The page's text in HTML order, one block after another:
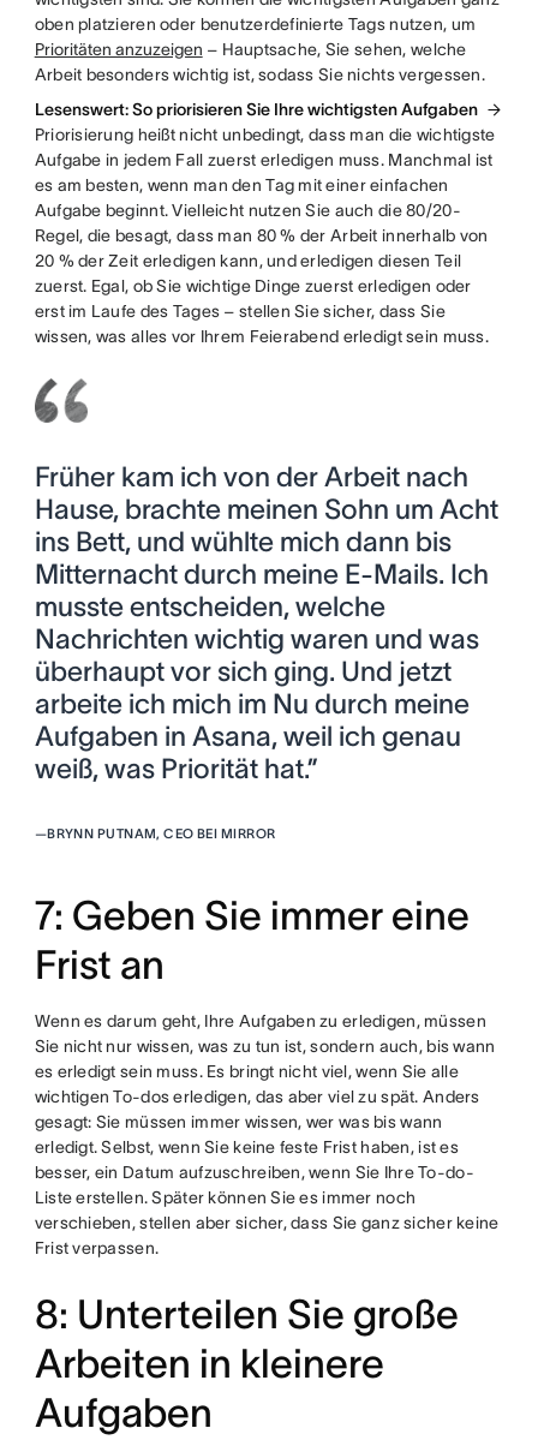
oben platzieren oder benutzerdefinierte Tags nutzen, um
Prioritäten anzuzeigen – Hauptsache, Sie sehen, welche
Arbeit besonders wichtig ist, sodass Sie nichts vergessen.
Lesenswert: So priorisieren Sie Ihre wichtigsten Aufgaben
Priorisierung heißt nicht unbedingt, dass man die wichtigste
Aufgabe in jedem Fall zuerst erledigen muss. Manchmal ist
es am besten, wenn man den Tag mit einer einfachen
Aufgabe beginnt. Vielleicht nutzen Sie auch die 80/20-
Regel, die besagt, dass man 80 % der Arbeit innerhalb von
20 % der Zeit erledigen kann, und erledigen diesen Teil
zuerst. Egal, ob Sie wichtige Dinge zuerst erledigen oder
erst im Laufe des Tages – stellen Sie sicher, dass Sie
wissen, was alles vor Ihrem Feierabend erledigt sein muss.
Früher kam ich von der Arbeit nach
Hause, brachte meinen Sohn um Acht
ins Bett, und wühlte mich dann bis
Mitternacht durch meine E-Mails. Ich
musste entscheiden, welche
Nachrichten wichtig waren und was
überhaupt vor sich ging. Und jetzt
arbeite ich mich im Nu durch meine
Aufgaben in Asana, weil ich genau
weiß, was Priorität hat.”
—BRYNN PUTNAM, CEO BEI MIRROR
7: Geben Sie immer eine
Frist an
Wenn es darum geht, Ihre Aufgaben zu erledigen, müssen
Sie nicht nur wissen, was zu tun ist, sondern auch, bis wann
es erledigt sein muss. Es bringt nicht viel, wenn Sie alle
wichtigen To-dos erledigen, das aber viel zu spät. Anders
gesagt: Sie müssen immer wissen, wer was bis wann
erledigt. Selbst, wenn Sie keine feste Frist haben, ist es
besser, ein Datum aufzuschreiben, wenn Sie Ihre To-do-
Liste erstellen. Später können Sie es immer noch
verschieben, stellen aber sicher, dass Sie ganz sicher keine
Frist verpassen.
8: Unterteilen Sie große
Arbeiten in kleinere
Aufgaben